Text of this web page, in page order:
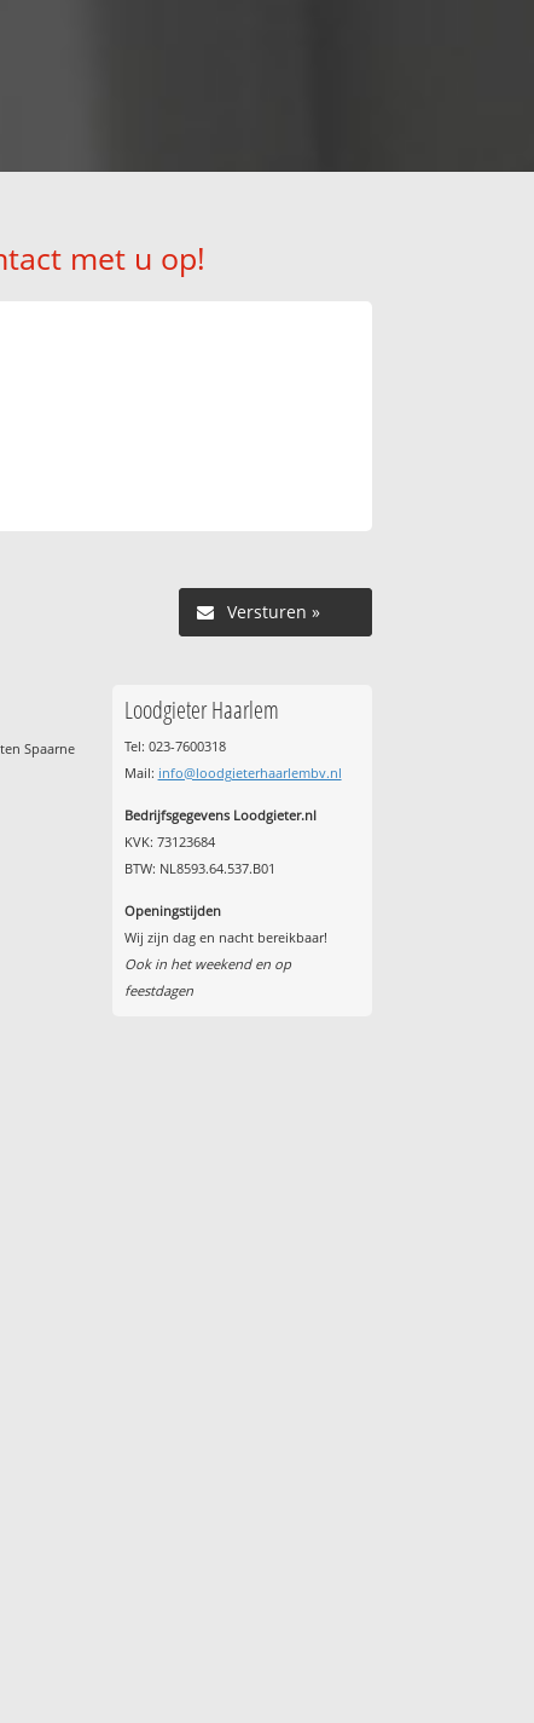
met u op!
Versturen »
Spaarne
Loodgieter Haarlem
Tel: 023-7600318
Mail: info@loodgieterhaarlembv.nl
Bedrijfsgegevens Loodgieter.nl
KVK: 73123684
BTW: NL8593.64.537.B01
Openingstijden
Wij zijn dag en nacht bereikbaar!
Ook in het weekend en op
feestdagen